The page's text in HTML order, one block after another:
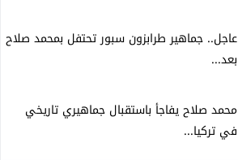
عاجل.. جماهير طرابزون سبور تحتفل بمحمد صلاح
بعد...
محمد صلاح يفاجأ باستقبال جماهيري تاريخي
في تركيا...